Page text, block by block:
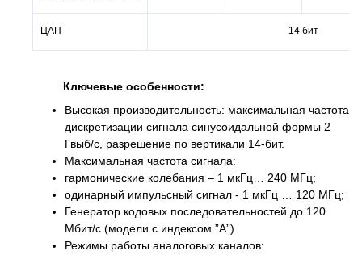
ЦАП 14 бит
Ключевые особенности:
Высокая производительность: максимальная частота
дискретизации сигнала синусоидальной формы 2
Гвыб/с, разрешение по вертикали 14-бит.
Максимальная частота сигнала:
гармонические колебания – 1 мкГц… 240 МГц;
одинарный импульсный сигнал - 1 мкГц … 120 МГц;
Генератор кодовых последовательностей до 120
Мбит/с (модели с индексом ”А”)
Режимы работы аналоговых каналов: